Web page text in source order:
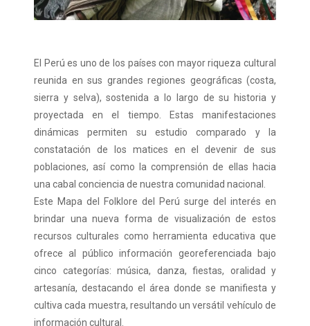
El Perú es uno de los países con mayor riqueza cultural
reunida en sus grandes regiones geográficas (costa,
sierra y selva), sostenida a lo largo de su historia y
proyectada en el tiempo. Estas manifestaciones
dinámicas permiten su estudio comparado y la
constatación de los matices en el devenir de sus
poblaciones, así como la comprensión de ellas hacia
una cabal conciencia de nuestra comunidad nacional.
Este Mapa del Folklore del Perú surge del interés en
brindar una nueva forma de visualización de estos
recursos culturales como herramienta educativa que
ofrece al público información georeferenciada bajo
cinco categorías: música, danza, fiestas, oralidad y
artesanía, destacando el área donde se manifiesta y
cultiva cada muestra, resultando un versátil vehículo de
información cultural.